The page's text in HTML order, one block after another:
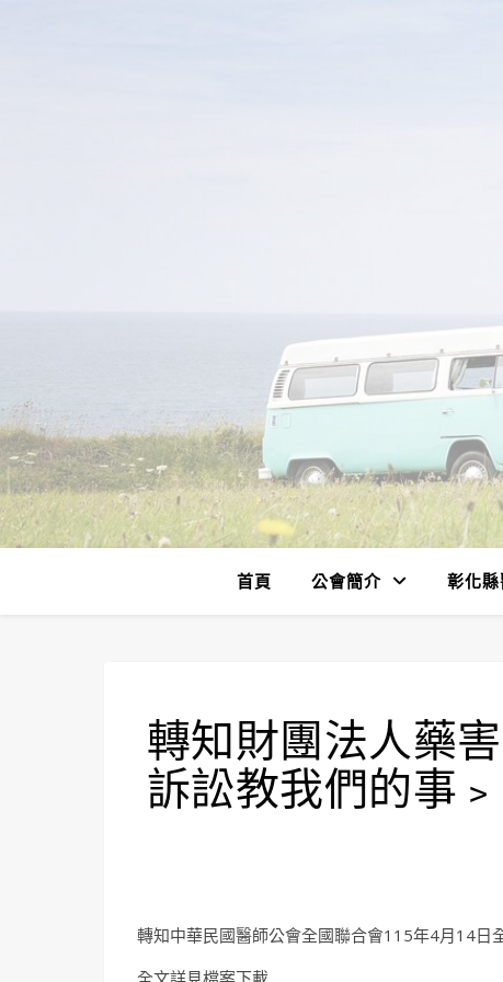
首頁 公會簡介 彰化
轉知財團法人藥
訴訟教我們的事
轉知中華民國醫師公會全國聯合會115年4月14日
全文詳見檔案下載